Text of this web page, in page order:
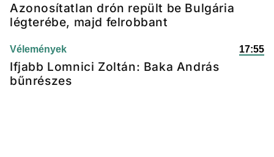
Azonosítatlan drón repült be Bulgária
légterébe, majd felrobbant
Vélemények 17:55
Ifjabb Lomnici Zoltán: Baka András
bűnrészes